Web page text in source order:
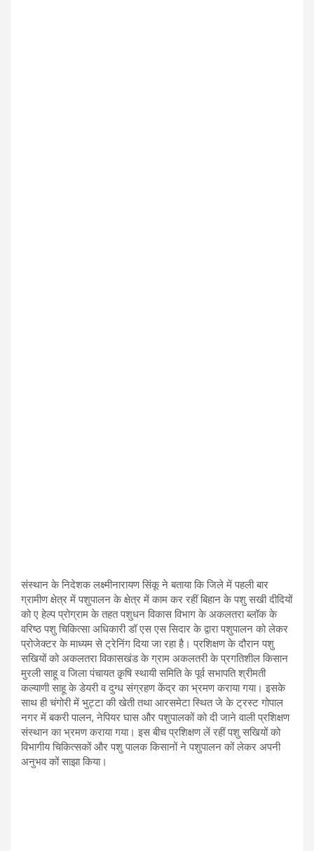
संस्थान के निदेशक लक्ष्मीनारायण सिंकू ने बताया कि जिले में पहली बार
ग्रामीण क्षेत्र में पशुपालन के क्षेत्र में काम कर रहीं बिहान के पशु सखी दीदियों
को ए हेल्प प्रोग्राम के तहत पशुधन विकास विभाग के अकलतरा ब्लॉक के
वरिष्ठ पशु चिकित्सा अधिकारी डॉ एस एस सिदार के द्वारा पशुपालन को लेकर
प्रोजेक्टर के माध्यम से ट्रेनिंग दिया जा रहा है। प्रशिक्षण के दौरान पशु
सखियों को अकलतरा विकासखंड के ग्राम अकलतरी के प्रगतिशील किसान
मुरली साहू व जिला पंचायत क़ृषि स्थायी समिति के पूर्व सभापति श्रीमती
कल्याणी साहू के डेयरी व दुग्ध संग्रहण केंद्र का भ्रमण कराया गया। इसके
साथ ही चंगोरी में भुट्टा की खेती तथा आरसमेटा स्थित जे के ट्रस्ट गोपाल
नगर में बकरी पालन, नेपियर घास और पशुपालकों को दी जाने वाली प्रशिक्षण
संस्थान का भ्रमण कराया गया। इस बीच प्रशिक्षण लें रहीं पशु सखियों को
विभागीय चिकित्सकों और पशु पालक किसानों ने पशुपालन कों लेकर अपनी
अनुभव कों साझा किया।